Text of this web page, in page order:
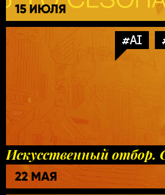
15 ИЮЛЯ
#AI
Искусственный отбор.
22 МАЯ